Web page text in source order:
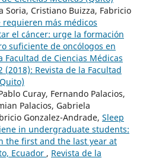
Soria, Cristiano Buizza, Fabricio
requieren más médicos
el cáncer: urge la formación
suficiente de oncólogos en
Facultad de Ciencias Médicas
(2018): Revista de la Facultad
Curay, Fernando Palacios,
Palacios, Gabriela
Gonzalez-Andrade, Sleep
in undergraduate students:
the first and the last year at
Ecuador , Revista de la